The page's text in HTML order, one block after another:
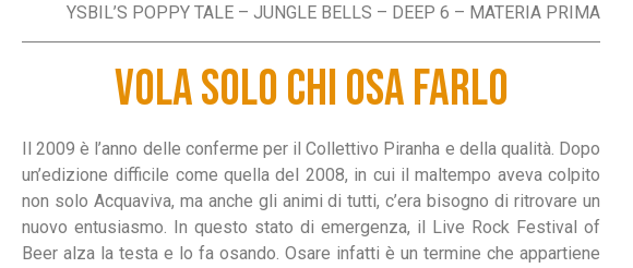
YSBIL’S POPPY TALE – JUNGLE BELLS – DEEP 6 – MATERIA PRIMA
VOLA SOLO CHI OSA FARLO
Il 2009 è l’anno delle conferme per il Collettivo Piranha e della qualità. Dopo
un’edizione difficile come quella del 2008, in cui il maltempo aveva colpito
non solo Acquaviva, ma anche gli animi di tutti, c’era bisogno di ritrovare un
nuovo entusiasmo. In questo stato di emergenza, il Live Rock Festival of
Beer alza la testa e lo fa osando. Osare infatti è un termine che appartiene